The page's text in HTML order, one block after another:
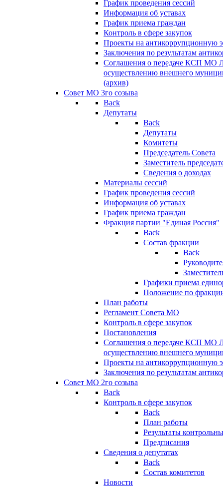
График проведения сессий
Информация об уставах
График приема граждан
Контроль в сфере закупок
Проекты на антикоррупционную
Заключения по результатам
Соглашения о передаче КСП МО
осуществлению внешнего
(архив)
Совет МО 3го созыва
Back
Депутаты
Back
Депутаты
Комитеты
Председатель Совета
Заместитель
Сведения о доходах
Материалы сессий
График проведения сессий
Информация об уставах
График приема граждан
Фракция партии "Единая Россия"
Back
Состав фракции
Back
Графики приема
Положение по
План работы
Регламент Совета МО
Контроль в сфере закупок
Постановления
Соглашения о передаче КСП МО
осуществлению внешнего
Проекты на антикоррупционную
Заключения по результатам
Совет МО 2го созыва
Back
Контроль в сфере закупок
Back
План работы
Результаты
Предписания
Сведения о депутатах
Back
Состав комитетов
Новости